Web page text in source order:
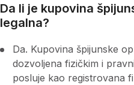
Da li je kupovina
legalna?
Da. Kupovina špijunske
dozvoljena fizičkim i
posluje kao registrovana